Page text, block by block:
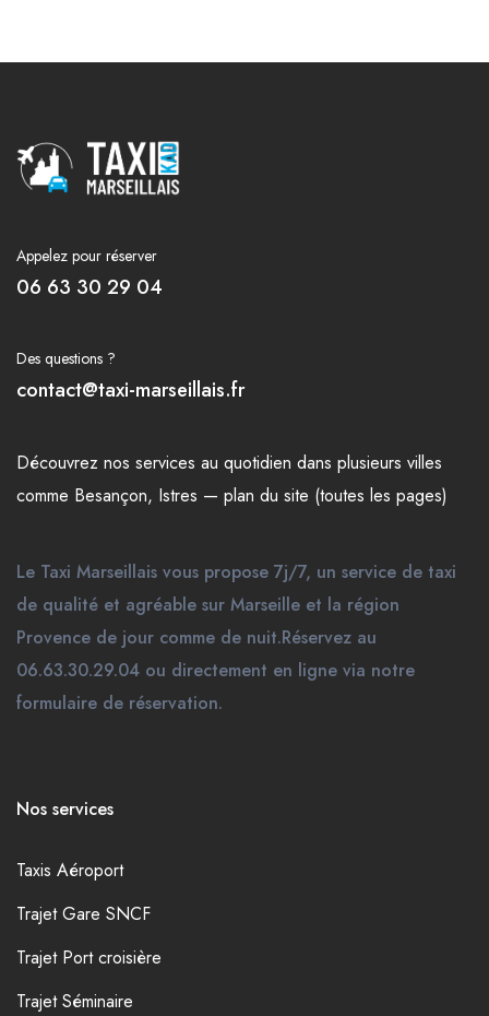
Appelez pour réserver
06 63 30 29 04
Des questions ?
contact@taxi-marseillais.fr
Découvrez nos services au quotidien dans plusieurs villes
comme Besançon, Istres — plan du site (toutes les pages)
Le Taxi Marseillais vous propose 7j/7, un service de taxi
de qualité et agréable sur Marseille et la région
Provence de jour comme de nuit.Réservez au
06.63.30.29.04 ou directement en ligne via notre
formulaire de réservation.
Nos services
Taxis Aéroport
Trajet Gare SNCF
Trajet Port croisière
Trajet Séminaire